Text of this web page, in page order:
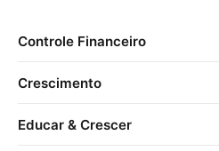
Controle Financeiro
Crescimento
Educar & Crescer